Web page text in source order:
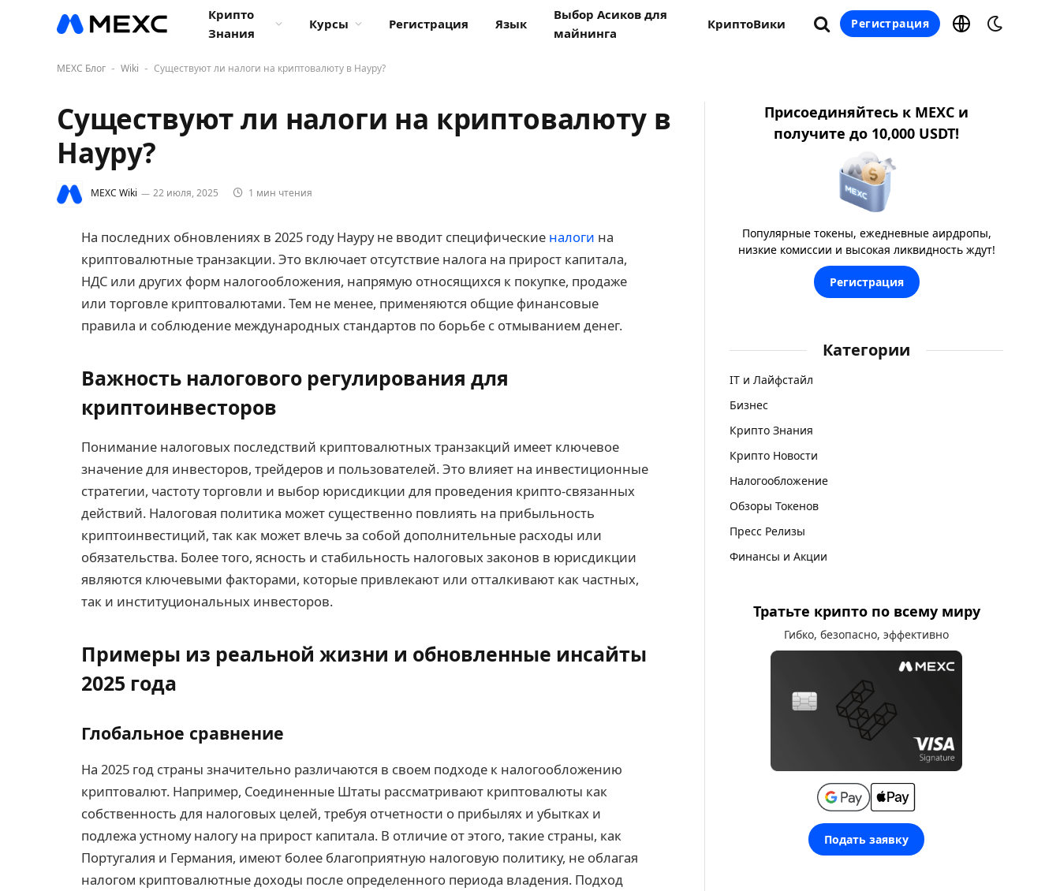
Крипто
Знания
Курсы Регистрация Язык
Выбор Асиков для
майнинга
КриптоВики Регистрация
MEXC Блог - Wiki - Существуют ли налоги на криптовалюту в Науру?
Существуют ли налоги на криптовалюту в
Науру?
MEXC Wiki 22 июля, 2025 1 мин чтения
На последних обновлениях в 2025 году Науру не вводит специфические налоги на
криптовалютные транзакции. Это включает отсутствие налога на прирост капитала,
НДС или других форм налогообложения, напрямую относящихся к покупке, продаже
или торговле криптовалютами. Тем не менее, применяются общие финансовые
правила и соблюдение международных стандартов по борьбе с отмыванием денег.
Важность налогового регулирования для
криптоинвесторов
Понимание налоговых последствий криптовалютных транзакций имеет ключевое
значение для инвесторов, трейдеров и пользователей. Это влияет на инвестиционные
стратегии, частоту торговли и выбор юрисдикции для проведения крипто-связанных
действий. Налоговая политика может существенно повлиять на прибыльность
криптоинвестиций, так как может влечь за собой дополнительные расходы или
обязательства. Более того, ясность и стабильность налоговых законов в юрисдикции
являются ключевыми факторами, которые привлекают или отталкивают как частных,
так и институциональных инвесторов.
Примеры из реальной жизни и обновленные инсайты
2025 года
Глобальное сравнение
На 2025 год страны значительно различаются в своем подходе к налогообложению
криптовалют. Например, Соединенные Штаты рассматривают криптовалюты как
собственность для налоговых целей, требуя отчетности о прибылях и убытках и
подлежа устному налогу на прирост капитала. В отличие от этого, такие страны, как
Португалия и Германия, имеют более благоприятную налоговую политику, не облагая
налогом криптовалютные доходы после определенного периода владения. Подход
Присоединяйтесь к MEXC и
получите до 10,000 USDT!
Популярные токены, ежедневные аирдропы,
низкие комиссии и высокая ликвидность ждут!
Регистрация
Категории
IT и Лайфстайл
Бизнес
Крипто Знания
Крипто Новости
Налогообложение
Обзоры Токенов
Пресс Релизы
Финансы и Акции
Тратьте крипто по всему миру
Гибко, безопасно, эффективно
Подать заявку